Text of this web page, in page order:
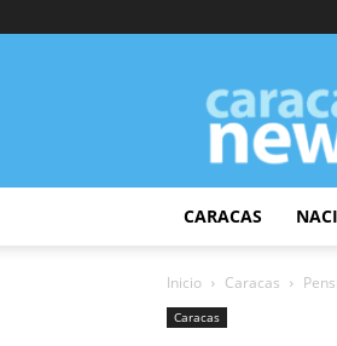
CARACAS
Inicio Caracas
Caracas